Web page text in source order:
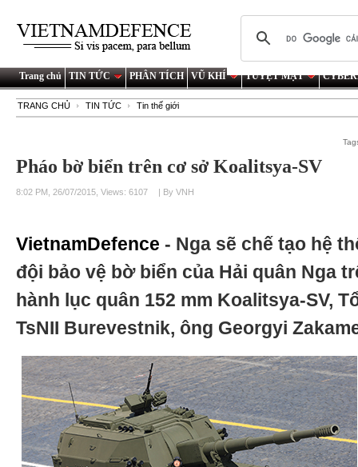
Trang chủ TIN TỨC PHÂN TÍCH VŨ KHÍ TUYỆT MẬT
TRANG CHỦ TIN TỨC Tin thế giới
Pháo bờ biển trên cơ sở Koalitsya-SV
8:02 PM, 26/07/2015, Views: 6107 | By VNH
VietnamDefence - Nga sẽ chế tạo hệ
đội bảo vệ bờ biển của Hải quân Nga
hành lục quân 152 mm Koalitsya-SV,
TsNII Burevestnik, ông Georgyi